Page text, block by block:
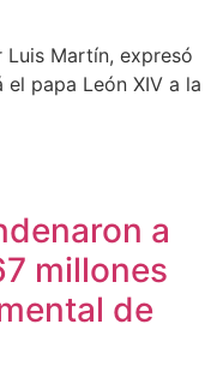
Luis Martín, expresó
papa León XIV a la
a
millones
de